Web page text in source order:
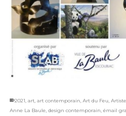
2021, art, art contemporain, Art du Feu,
Anne La Baule, design contemporain, émail